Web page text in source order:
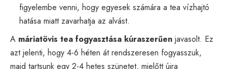
figyelembe venni, hogy egyesek számára a tea vízhajtó
hatása miatt zavarhatja az alvást.
A máriatövis tea fogyasztása kúraszerűen javasolt. Ez
azt jelenti, hogy 4-6 héten át rendszeresen fogyasszuk,
majd tartsunk egy 2-4 hetes szünetet, mielőtt újra